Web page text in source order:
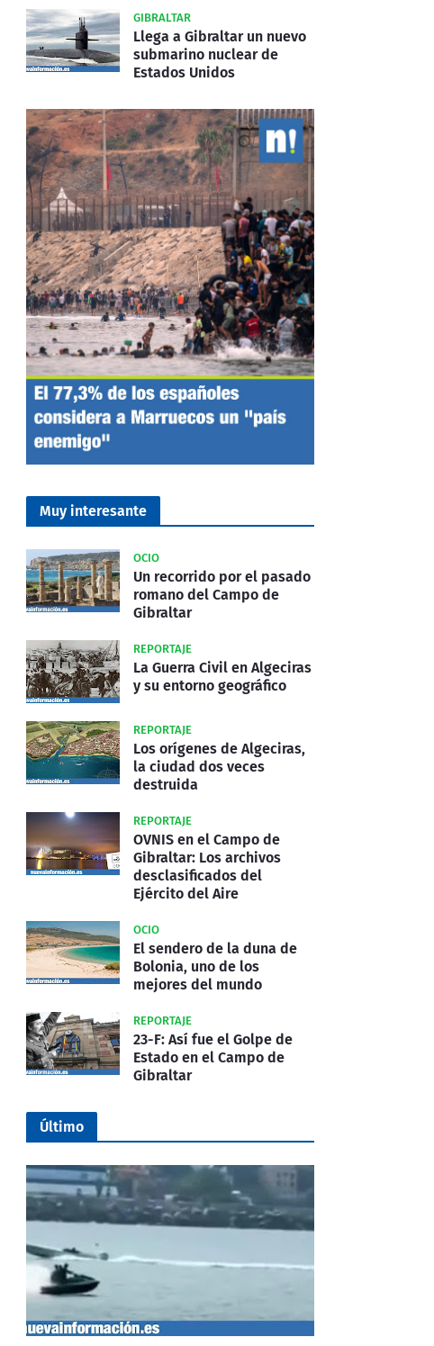
GIBRALTAR
Llega a Gibraltar un nuevo
submarino nuclear de
Estados Unidos
Muy interesante
OCIO
Un recorrido por el pasado
romano del Campo de
Gibraltar
REPORTAJE
La Guerra Civil en Algeciras
y su entorno geográfico
REPORTAJE
Los orígenes de Algeciras,
la ciudad dos veces
destruida
REPORTAJE
OVNIS en el Campo de
Gibraltar: Los archivos
desclasificados del
Ejército del Aire
OCIO
El sendero de la duna de
Bolonia, uno de los
mejores del mundo
REPORTAJE
23-F: Así fue el Golpe de
Estado en el Campo de
Gibraltar
Último